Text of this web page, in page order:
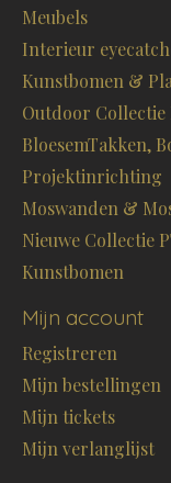
Meubels
Interieur
Kunstbomen &
Outdoor Collectie
BloesemTakken,
Projektinrichting
Moswanden &
Nieuwe Collectie
Kunstbomen
Mijn account
Registreren
Mijn bestellingen
Mijn tickets
Mijn verlanglijst